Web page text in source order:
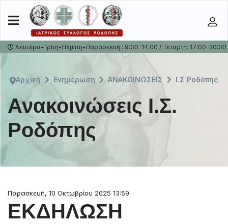
Δευτέρα-Τρίτη-Πέμπτη-Παρασκευή : 9:00-14:00 / Τεταρτη: 17:00-20:00
Ανακοινώσεις I.Σ.
Ροδόπης
Αρχική Ενημέρωση ΑΝΑΚΟΙΝΩΣΕΙΣ Ι.Σ Ροδόπης
Παρασκευή, 10 Οκτωβρίου 2025 13:59
ΕΚΔΗΛΩΣΗ